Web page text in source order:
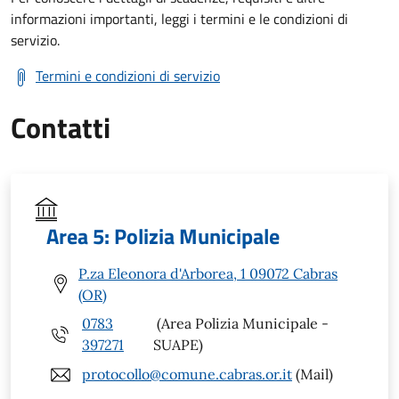
informazioni importanti, leggi i termini e le condizioni di
servizio.
Termini e condizioni di servizio
Contatti
Area 5: Polizia Municipale
P.za Eleonora d'Arborea, 1 09072 Cabras
(OR)
0783
397271
(Area Polizia Municipale -
SUAPE)
protocollo@comune.cabras.or.it (Mail)